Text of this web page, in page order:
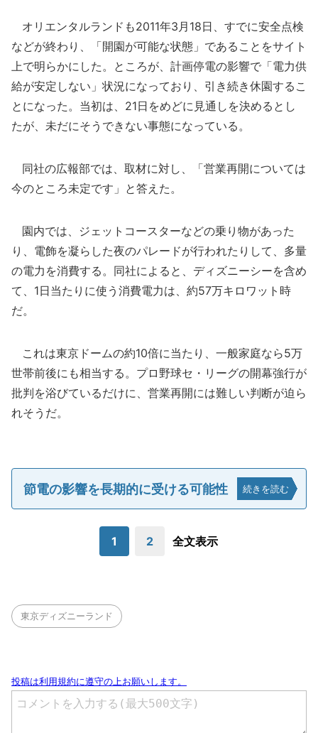
オリエンタルランドも2011年3月18日、すでに安全点検
などが終わり、「開園が可能な状態」であることをサイト
上で明らかにした。ところが、計画停電の影響で「電力供
給が安定しない」状況になっており、引き続き休園するこ
とになった。当初は、21日をめどに見通しを決めるとし
たが、未だにそうできない事態になっている。
同社の広報部では、取材に対し、「営業再開については
今のところ未定です」と答えた。
園内では、ジェットコースターなどの乗り物があった
り、電飾を凝らした夜のパレードが行われたりして、多量
の電力を消費する。同社によると、ディズニーシーを含め
て、1日当たりに使う消費電力は、約57万キロワット時
だ。
これは東京ドームの約10倍に当たり、一般家庭なら5万
世帯前後にも相当する。プロ野球セ・リーグの開幕強行が
批判を浴びているだけに、営業再開には難しい判断が迫ら
れそうだ。
節電の影響を長期的に受ける可能性 続きを読む
1 2 全文表示
東京ディズニーランド